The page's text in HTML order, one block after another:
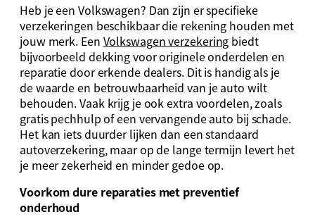
Heb je een Volkswagen? Dan zijn er specifieke
verzekeringen beschikbaar die rekening houden met
jouw merk. Een Volkswagen verzekering biedt
bijvoorbeeld dekking voor originele onderdelen en
reparatie door erkende dealers. Dit is handig als je
de waarde en betrouwbaarheid van je auto wilt
behouden. Vaak krijg je ook extra voordelen, zoals
gratis pechhulp of een vervangende auto bij schade.
Het kan iets duurder lijken dan een standaard
autoverzekering, maar op de lange termijn levert het
je meer zekerheid en minder gedoe op.
Voorkom dure reparaties met preventief
onderhoud